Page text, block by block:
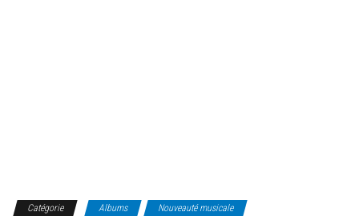
Catégorie Albums Nouveauté musicale